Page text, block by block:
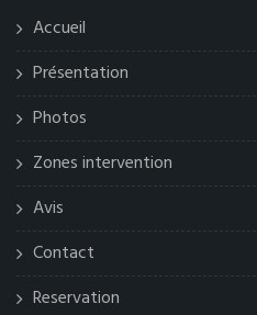
Accueil
Présentation
Photos
Zones intervention
Avis
Contact
Reservation